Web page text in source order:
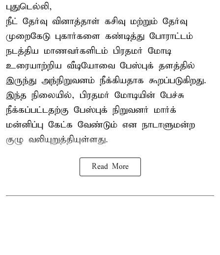
புதுடெல்லி,
நீட் தேர்வு வினாத்தாள் கசிவு மற்றும் தேர்வு
முறைகேடு புகார்களை கண்டித்து போராட்டம்
நடத்திய மாணவர்களிடம் பிரதமர் மோடி
உரையாற்றிய வீடியோவை பேஸ்புக் தளத்தில்
இருந்து அந்நிறுவனம் நீக்கியதாக கூறப்படுகிறது.
இந்த நிலையில், பிரதமர் மோடியின் பேச்சு
நீக்கப்பட்டதற்கு பேஸ்புக் நிறுவனர் மார்க்
மன்னிப்பு கேட்க வேண்டும் என நாடாளுமன்ற
குழு வலியுறுத்தியுள்ளது.
Read More